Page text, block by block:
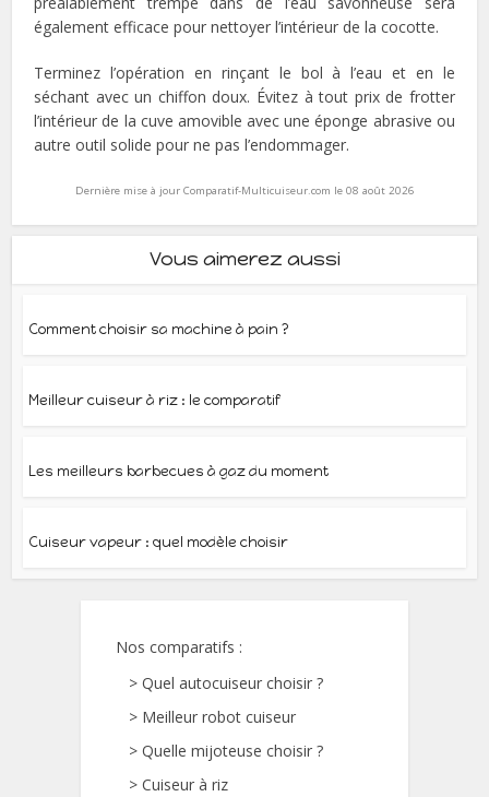
également efficace pour nettoyer l’intérieur de la cocotte.
Terminez l’opération en rinçant le bol à l’eau et en le
séchant avec un chiffon doux. Évitez à tout prix de frotter
l’intérieur de la cuve amovible avec une éponge abrasive ou
autre outil solide pour ne pas l’endommager.
Dernière mise à jour Comparatif-Multicuiseur.com le 08 août 2026
Vous aimerez aussi
Comment choisir sa machine à pain ?
Meilleur cuiseur à riz : le comparatif
Les meilleurs barbecues à gaz du moment
Cuiseur vapeur : quel modèle choisir
Nos comparatifs :
> Quel autocuiseur choisir ?
> Meilleur robot cuiseur
> Quelle mijoteuse choisir ?
> Cuiseur à riz